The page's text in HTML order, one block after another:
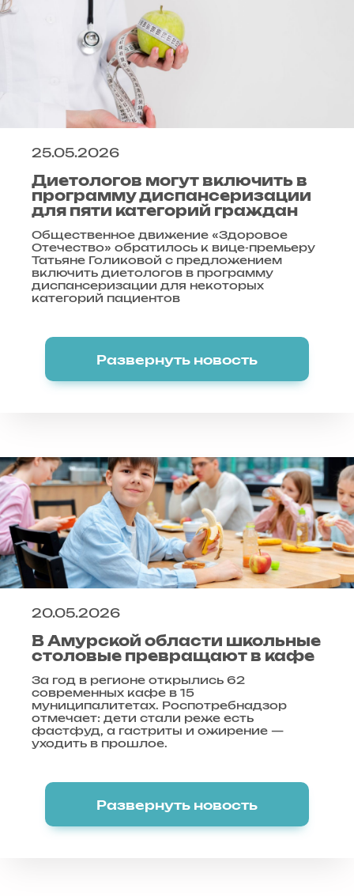
25.05.2026
Диетологов могут включить в
программу диспансеризации
для пяти категорий граждан
Общественное движение «Здоровое
Отечество» обратилось к вице-премьеру
Татьяне Голиковой с предложением
включить диетологов в программу
диспансеризации для некоторых
категорий пациентов
Развернуть новость
20.05.2026
В Амурской области школьные
столовые превращают в кафе
За год в регионе открылись 62
современных кафе в 15
муниципалитетах. Роспотребнадзор
отмечает: дети стали реже есть
фастфуд, а гастриты и ожирение —
уходить в прошлое.
Развернуть новость